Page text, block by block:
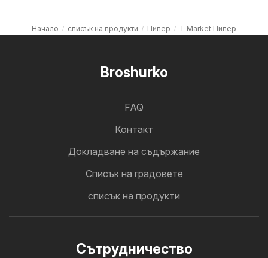
Начало списък на продукти Пипер T Market Пипер
Broshurko
FAQ
Контакт
Докладване на съдържание
Cписък на градовете
списък на продукти
Cътрудничество